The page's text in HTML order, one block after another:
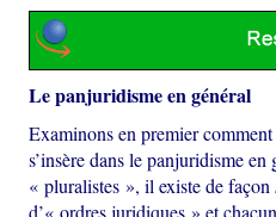
Le panjuridisme en général
Examinons en premier
s’insère dans le panjuridisme
« pluralistes », il existe de façon
d’« ordres juridiques » et